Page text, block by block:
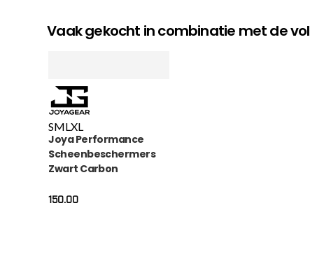
Vaak gekocht in combinatie met de
SMLXL
Joya Performance
Scheenbeschermers
Zwart Carbon
150.00